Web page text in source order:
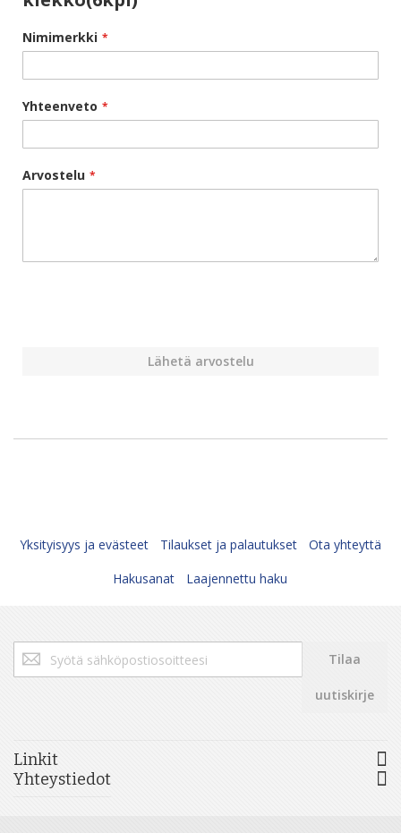
Nimimerkki
Yhteenveto
Arvostelu
Lähetä arvostelu
Yksityisyys ja evästeet Tilaukset ja palautukset
Ota yhteyttä
Hakusanat
Laajennettu haku
Tilaa
uutiskirjeemme:
Tilaa
uutiskirje
Linkit
Yhteystiedot